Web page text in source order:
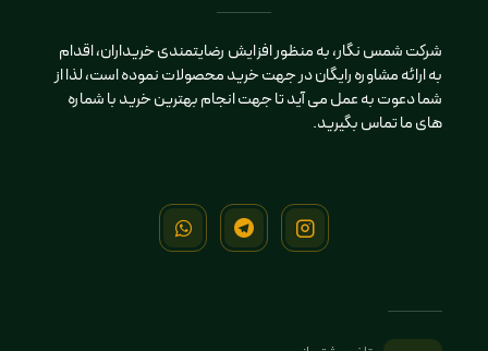
شرکت شمس نگار، به منظور افزایش رضایتمندی خریداران، اقدام
به ارائه مشاوره رایگان در جهت خرید محصولات نموده است، لذا از
شما دعوت به عمل می آید تا جهت انجام بهترین خرید با شماره
های ما تماس بگیرید.